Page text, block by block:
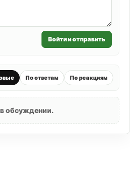
Войти и отправить
По ответам По реакциям
обсуждении.